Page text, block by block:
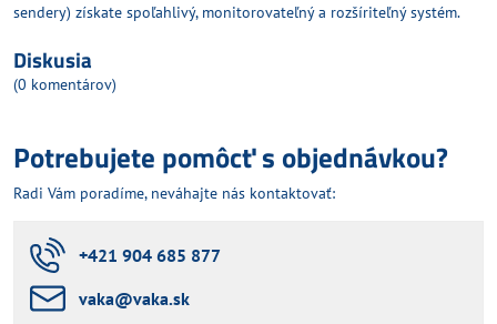
sendery) získate spoľahlivý, monitorovateľný a rozšíriteľný systém.
Diskusia
(0 komentárov)
Potrebujete pomôcť s objednávkou?
Radi Vám poradíme, neváhajte nás kontaktovať:
+421 904 685 877
vaka​@vaka​.sk